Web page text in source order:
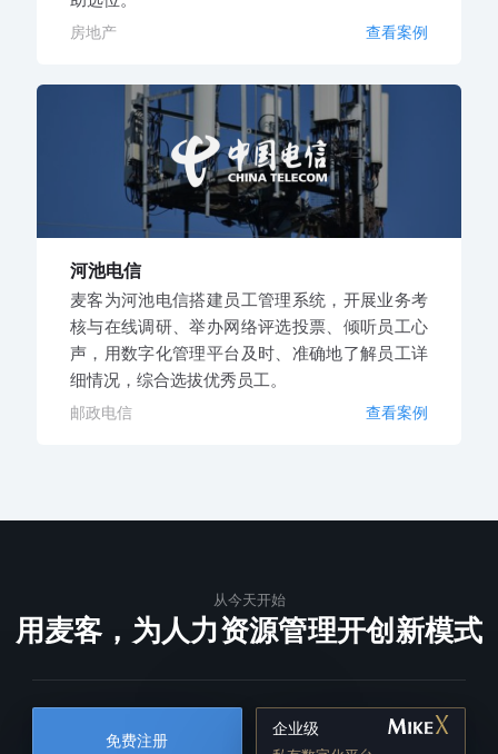
房地产 查看案例
河池电信
麦客为河池电信搭建员工管理系统，开展业务考
核与在线调研、举办网络评选投票、倾听员工心
声，用数字化管理平台及时、准确地了解员工详
细情况，综合选拔优秀员工。
邮政电信 查看案例
从今天开始
用麦客，为人力资源管理开创新模式
免费注册
企业级